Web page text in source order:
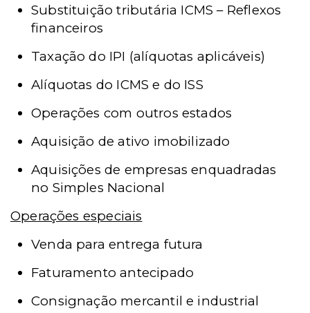
Substituição tributária ICMS – Reflexos
financeiros
Taxação do IPI (alíquotas aplicáveis)
Alíquotas do ICMS e do ISS
Operações com outros estados
Aquisição de ativo imobilizado
Aquisições de empresas enquadradas
no Simples Nacional
Operações especiais
Venda para entrega futura
Faturamento antecipado
Consignação mercantil e industrial